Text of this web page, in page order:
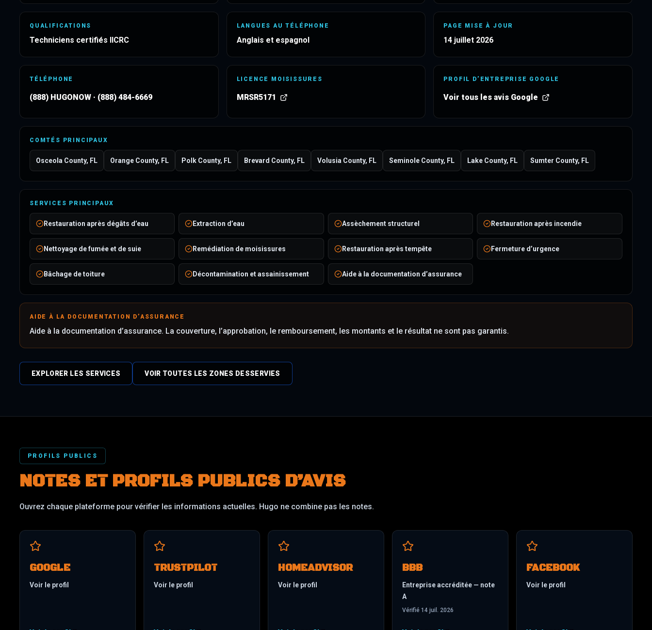
QUALIFICATIONS
Techniciens certifiés IICRC
LANGUES AU TÉLÉPHONE
Anglais et espagnol
PAGE MISE À JOUR
14 juillet 2026
TÉLÉPHONE
(888) HUGONOW · (888) 484-6669
LICENCE MOISISSURES
MRSR5171
(s’ouvre dans un nouvel onglet
PROFIL D’ENTREPRISE GOOGLE
Voir tous les avis Google
(s’ouvre dans un nouvel onglet
COMTÉS PRINCIPAUX
Osceola County, FL Orange County, FL Polk County, FL Brevard County, FL Volusia County, FL Seminole County, FL Lake County, FL Sumter County, FL
SERVICES PRINCIPAUX
Restauration après dégâts d’eau Extraction d’eau Assèchement structurel Restauration après incendie
Nettoyage de fumée et de suie Remédiation de moisissures Restauration après tempête Fermeture d’urgence
Bâchage de toiture Décontamination et assainissement Aide à la documentation d’assurance
AIDE À LA DOCUMENTATION D’ASSURANCE
Aide à la documentation d’assurance. La couverture, l’approbation, le remboursement, les montants et le résultat ne sont pas garantis.
EXPLORER LES SERVICES VOIR TOUTES LES ZONES DESSERVIES
PROFILS PUBLICS
NOTES ET PROFILS PUBLICS D’AVIS
Ouvrez chaque plateforme pour vérifier les informations actuelles. Hugo ne combine pas les notes.
GOOGLE
Voir le profil
TRUSTPILOT
Voir le profil
HOMEADVISOR
Voir le profil
BBB
Entreprise accréditée — note
A
Vérifié 14 juil. 2026
FACEBOOK
Voir le profil